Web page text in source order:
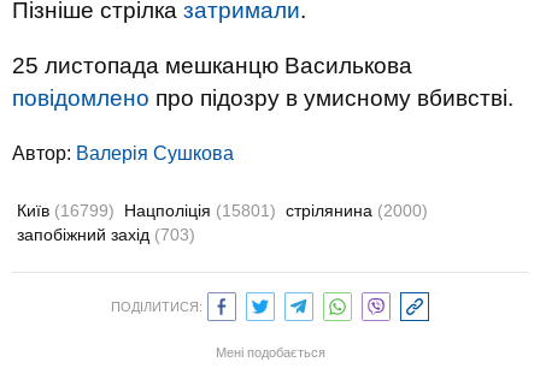
Пізніше стрілка затримали.
25 листопада мешканцю Василькова
повідомлено про підозру в умисному вбивстві.
Автор: Валерiя Сушкова
Київ (16799) Нацполіція (15801) стрілянина (2000)
запобіжний захід (703)
ПОДІЛИТИСЯ:
Мені подобається